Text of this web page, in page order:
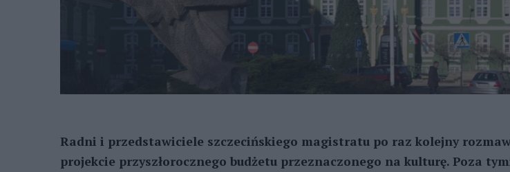
Radni i przedstawiciele szczecińskiego magistratu po raz kolejny
projekcie przyszłorocznego budżetu przeznaczonego na kulturę. Poza